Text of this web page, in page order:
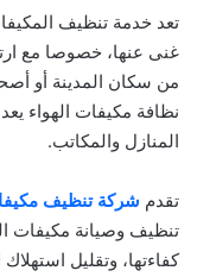
تعد خدمة تنظيف
غنى عنها، خصوصا مع
من سكان المدينة أو
نظافة مكيفات الهواء
المنازل والمكاتب.
تقدم شركة تنظيف
تنظيف وصيانة مكيفات
كفاءتها، وتقليل